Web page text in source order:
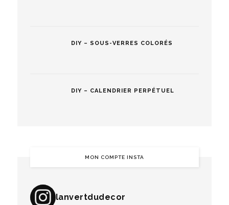
DIY – SOUS-VERRES COLORÉS
DIY – CALENDRIER PERPÉTUEL
MON COMPTE INSTA
lanvertdudecor